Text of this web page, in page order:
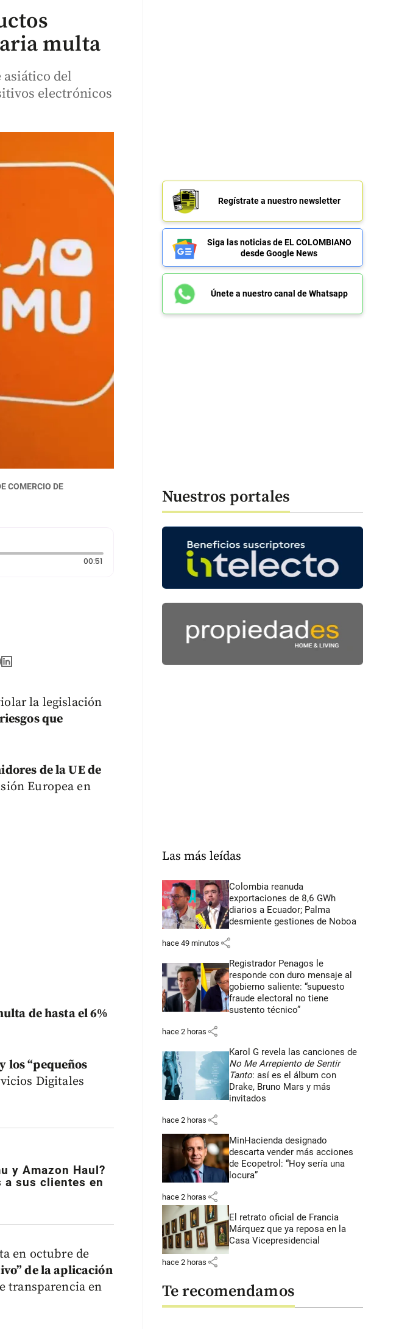
multa
del
electrónicos
COMERCIO DE
00:51
la legislación
riesgos que
de la UE de
Europea en
de hasta el 6%
los “pequeños
Digitales
y Amazon Haul?
a sus clientes en
en octubre de
de la aplicación
transparencia en
Regístrate a nuestro newsletter
Siga las noticias de EL COLOMBIANO
desde Google News
Únete a nuestro canal de Whatsapp
Nuestros portales
Las más leídas
Colombia reanuda
exportaciones de 8,6 GWh
diarios a Ecuador; Palma
desmiente gestiones de Noboa
hace 49 minutos share
Registrador Penagos le
responde con duro mensaje al
gobierno saliente: “supuesto
fraude electoral no tiene
sustento técnico”
hace 2 horas share
Karol G revela las canciones de
No Me Arrepiento de Sentir
Tanto: así es el álbum con
Drake, Bruno Mars y más
invitados
hace 2 horas share
MinHacienda designado
descarta vender más acciones
de Ecopetrol: “Hoy sería una
locura”
hace 2 horas share
El retrato oficial de Francia
Márquez que ya reposa en la
Casa Vicepresidencial
hace 2 horas share
Te recomendamos